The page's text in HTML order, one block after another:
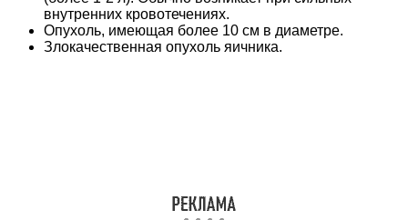
внутренних кровотечениях.
Опухоль, имеющая более 10 см в диаметре.
Злокачественная опухоль яичника.